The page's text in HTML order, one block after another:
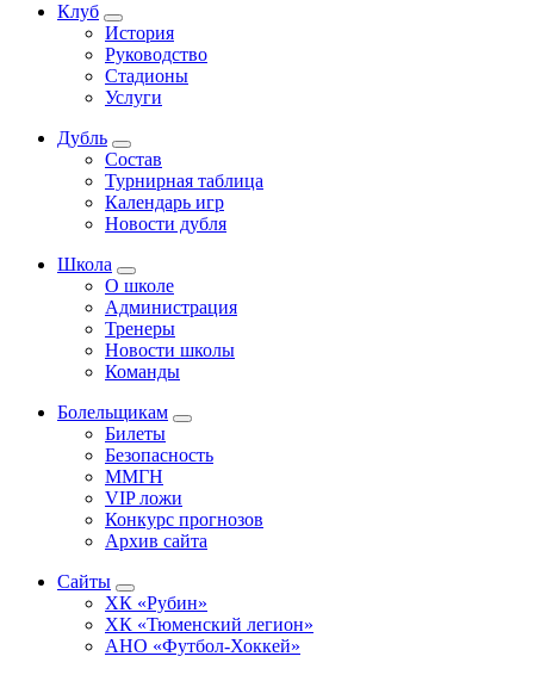
Клуб
История
Руководство
Стадионы
Услуги
Дубль
Состав
Турнирная таблица
Календарь игр
Новости дубля
Школа
О школе
Администрация
Тренеры
Новости школы
Команды
Болельщикам
Билеты
Безопасность
ММГН
VIP ложи
Конкурс прогнозов
Архив сайта
Сайты
ХК «Рубин»
ХК «Тюменский легион»
АНО «Футбол-Хоккей»